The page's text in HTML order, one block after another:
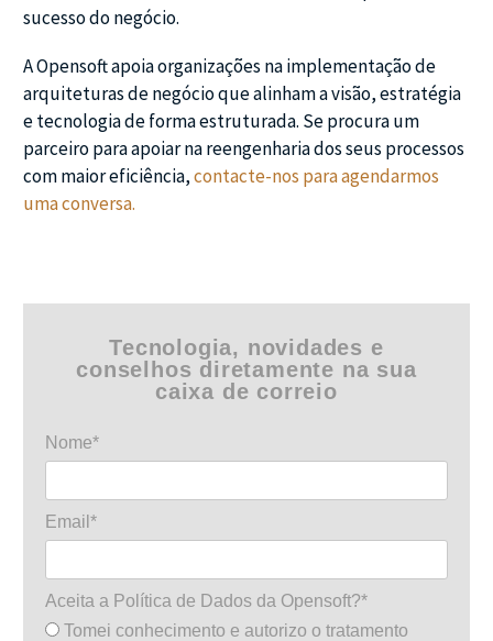
sucesso do negócio.
A Opensoft apoia organizações na implementação de
arquiteturas de negócio que alinham a visão, estratégia
e tecnologia de forma estruturada. Se procura um
parceiro para apoiar na reengenharia dos seus processos
com maior eficiência,contacte-nos para agendarmos
uma conversa.
Tecnologia, novidades e
conselhos diretamente na sua
caixa de correio
Nome*
Email*
Aceita a Política de Dados da Opensoft?*
Tomei conhecimento e autorizo o tratamento